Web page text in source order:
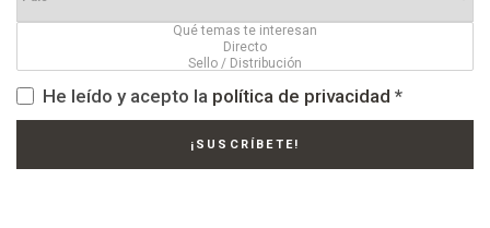
He leído y acepto la política de privacidad *